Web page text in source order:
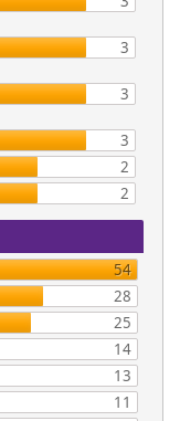
3
3
3
2
2
54
28
25
14
13
11